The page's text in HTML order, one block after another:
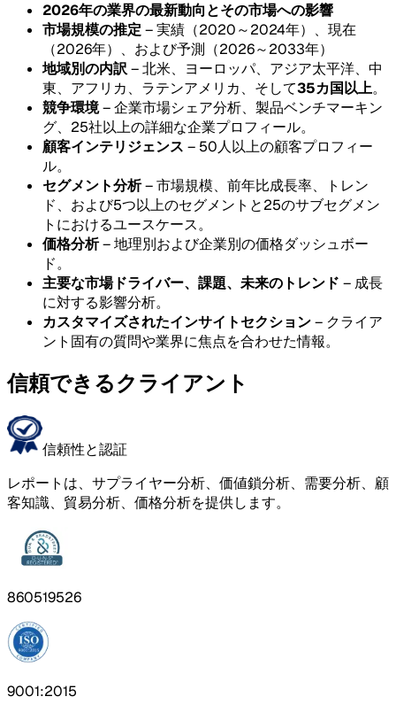
2026年の業界の最新動向とその市場への影響
市場規模の推定– 実績（2020～2024年）、現在
（2026年）、および予測（2026～2033年）
地域別の内訳– 北米、ヨーロッパ、アジア太平洋、中
東、アフリカ、ラテンアメリカ、そして35カ国以上。
競争環境– 企業市場シェア分析、製品ベンチマーキン
グ、25社以上の詳細な企業プロフィール。
顧客インテリジェンス – 50人以上の顧客プロフィー
ル。
セグメント分析– 市場規模、前年比成長率、トレン
ド、および5つ以上のセグメントと25のサブセグメン
トにおけるユースケース。
価格分析– 地理別および企業別の価格ダッシュボー
ド。
主要な市場ドライバー、課題、未来のトレンド – 成長
に対する影響分析。
カスタマイズされたインサイトセクション– クライア
ント固有の質問や業界に焦点を合わせた情報。
信頼できるクライアント
信頼性と認証
レポートは、サプライヤー分析、価値鎖分析、需要分析、顧
客知識、貿易分析、価格分析を提供します。
860519526
9001:2015